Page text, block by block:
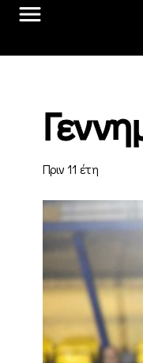
Πριν 11 έτη